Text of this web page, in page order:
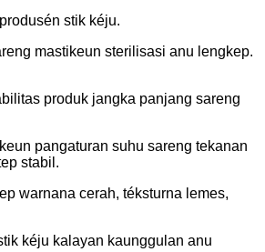
stik kéju.
mastikeun sterilisasi anu lengkep.
produk jangka panjang sareng
pangaturan suhu sareng tekanan
stabil.
warnana cerah, téksturna lemes,
kéju kalayan kaunggulan anu